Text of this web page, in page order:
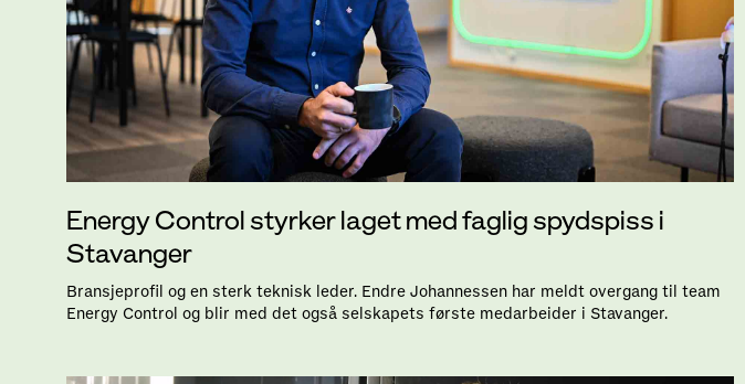
Energy Control styrker laget med faglig spydspiss i
Stavanger
Bransjeprofil og en sterk teknisk leder. Endre Johannessen har meldt overgang til team
Energy Control og blir med det også selskapets første medarbeider i Stavanger.